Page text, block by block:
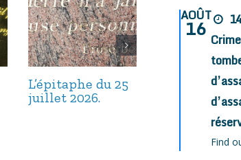
L’épitaphe du 25
juillet 2026.
Avis de
septembre
AOÛT
16
Find